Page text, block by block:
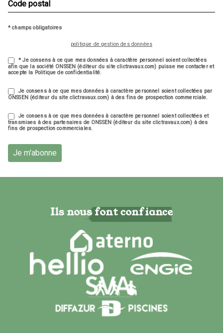
* champs obligatoires
politique de gestion des données
* Je consens à ce que mes données à caractère personnel soient collectées
afin que la société ONSSEN (éditeur du site clictravaux.com) puisse me contacter et
accepte la Politique de confidentialité.
Je consens à ce que mes données à caractère personnel soient collectées par
ONSSEN (éditeur du site clictravaux.com) à des fins de prospection commerciale.
Je consens à ce que mes données à caractère personnel soient collectées et
transmises à des partenaires de ONSSEN (éditeur du site clictravaux.com) à des
fins de prospection commerciales.
Je m'abonne
Ils nous font confiance